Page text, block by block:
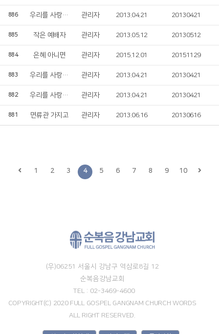
886 우리를 사랑하신 관리자 2013.04.21 20130421
885 작은 예배자 관리자 2013.05.12 20130512
884 은혜 아니면 관리자 2015.12.01 20151129
883 우리를 사랑하신 관리자 2013.04.21 20130421
882 우리를 사랑하신 관리자 2013.04.21 20130421
881 면류관 가지고 관리자 2013.06.16 20130616
1 2 3 4 5 6 7 8 9 10
(우)06251 서울시 강남구 역삼로8길 12
순복음강남교회
TEL : 02-3469-4600
COPYRIGHT(C) 2020 FULL GOSPEL GANGNAM CHURCH WORDS
ALL RIGHT RESERVED.